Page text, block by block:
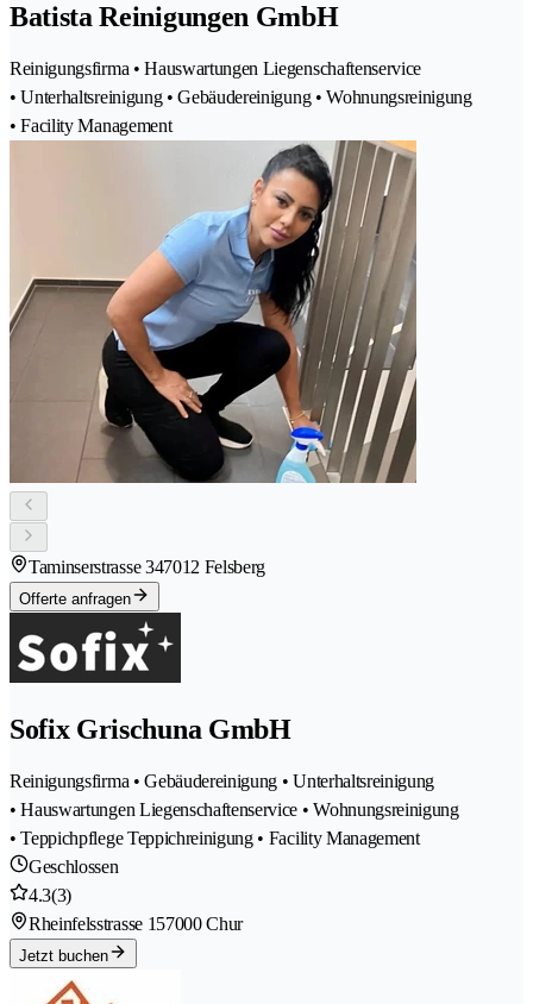
Batista Reinigungen GmbH
Reinigungsfirma • Hauswartungen Liegenschaftenservice
• Unterhaltsreinigung • Gebäudereinigung • Wohnungsreinigung
• Facility Management
Taminserstrasse 347012 Felsberg
Offerte anfragen
Sofix Grischuna GmbH
Reinigungsfirma • Gebäudereinigung • Unterhaltsreinigung
• Hauswartungen Liegenschaftenservice • Wohnungsreinigung
• Teppichpflege Teppichreinigung • Facility Management
Geschlossen
4.3(3)
Rheinfelsstrasse 157000 Chur
Jetzt buchen